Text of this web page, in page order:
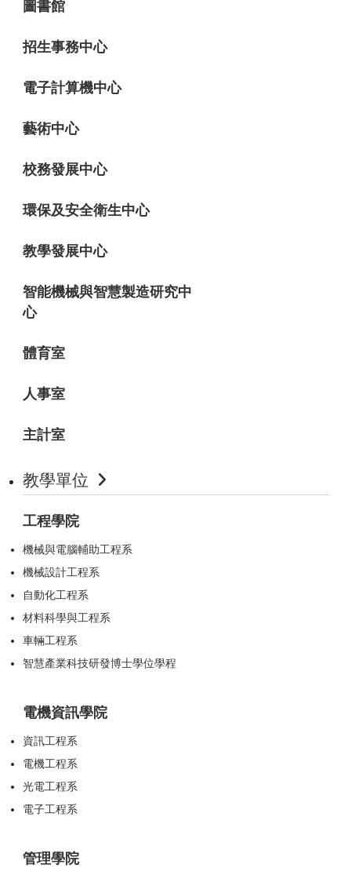
圖書館
招生事務中心
電子計算機中心
藝術中心
校務發展中心
環保及安全衛生中心
教學發展中心
智能機械與智慧製造研究中
心
體育室
人事室
主計室
教學單位
工程學院
機械與電腦輔助工程系
機械設計工程系
自動化工程系
材料科學與工程系
車輛工程系
智慧產業科技研發博士學位學程
電機資訊學院
資訊工程系
電機工程系
光電工程系
電子工程系
管理學院